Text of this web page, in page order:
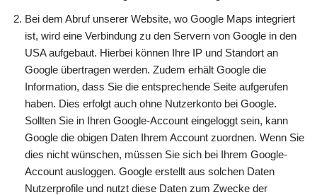
Bei dem Abruf unserer Website, wo Google Maps integriert
ist, wird eine Verbindung zu den Servern von Google in den
USA aufgebaut. Hierbei können Ihre IP und Standort an
Google übertragen werden. Zudem erhält Google die
Information, dass Sie die entsprechende Seite aufgerufen
haben. Dies erfolgt auch ohne Nutzerkonto bei Google.
Sollten Sie in Ihren Google-Account eingeloggt sein, kann
Google die obigen Daten Ihrem Account zuordnen. Wenn Sie
dies nicht wünschen, müssen Sie sich bei Ihrem Google-
Account ausloggen. Google erstellt aus solchen Daten
Nutzerprofile und nutzt diese Daten zum Zwecke der